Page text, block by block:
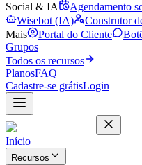
Social & IA
Agendamento
Wisebot (IA)
Construtor
Mais
Portal do Cliente
Grupos
Todos os recursos
PlanosFAQ
Cadastre-se grátisLogin
Início
Recursos